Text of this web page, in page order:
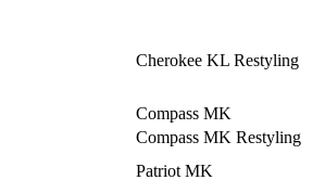
Cherokee KL Restyling
Compass MK
Compass MK Restyling
Patriot MK